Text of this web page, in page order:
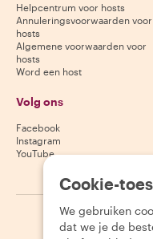
Helpcentrum voor hosts
Annuleringsvoorwaarden voor
hosts
Algemene voorwaarden voor
hosts
Word een host
Volg ons
Facebook
Instagram
YouTube
2026 Withlocals.com
Cookie-
We gebruiken
dat we je de